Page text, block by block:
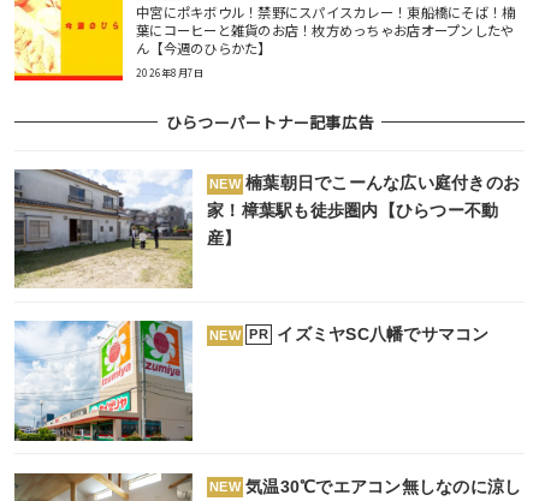
中宮にポキボウル！禁野にスパイスカレー！東船橋にそば！楠
葉にコーヒーと雑貨のお店！枚方めっちゃお店オープンしたや
ん【今週のひらかた】
2026年8月7日
ひらつーパートナー記事広告
NEW 楠葉朝日でこーんな広い庭付きのお
家！樟葉駅も徒歩圏内【ひらつー不動
産】
NEW PR イズミヤSC八幡でサマコン
NEW 気温30℃でエアコン無しなのに涼し